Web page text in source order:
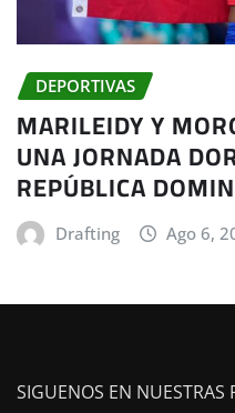
DEPORTIVAS
MARILEIDY Y
UNA JORNADA
REPÚBLICA
Drafting Ago 6,
SIGUENOS EN NUESTRAS